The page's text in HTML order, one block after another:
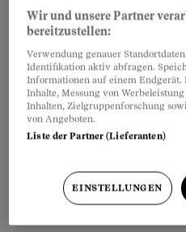
Schliesslich wurde der
heiss und dicht, dass er
Kernfusion selbst
die Geburtsstunde
gebliebene staubige
Stern und breitete sich
Wir und unsere Partner
bereitzustellen:
Verwendung genauer
Identifikation aktiv abfragen.
Informationen auf einem Endgerät.
Inhalte, Messung von
Inhalten, Zielgruppenforschung
von Angeboten.
Liste der Partner (Lieferanten)
EINSTELLUNGEN